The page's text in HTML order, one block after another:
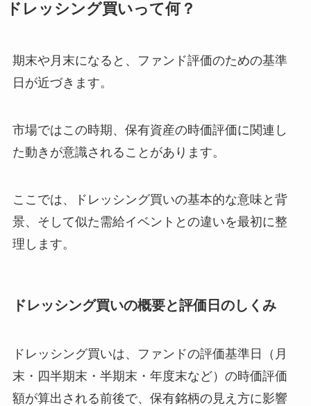
ドレッシング買いって何？
期末や月末になると、ファンド評価のための基準
日が近づきます。
市場ではこの時期、保有資産の時価評価に関連し
た動きが意識されることがあります。
ここでは、ドレッシング買いの基本的な意味と背
景、そして似た需給イベントとの違いを最初に整
理します。
ドレッシング買いの概要と評価日のしくみ
ドレッシング買いは、ファンドの評価基準日（月
末・四半期末・半期末・年度末など）の時価評価
額が算出される前後で、保有銘柄の見え方に影響